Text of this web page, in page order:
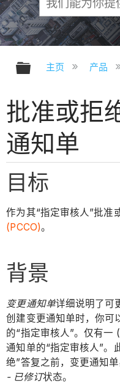
扩展/隐缩
主页 产品
批准或拒
通知单
目标
作为其“指定审核人”批准
(PCCO)。
背景
变更通知单详细说明了可
创建变更通知单时，你可
的“指定审核人”。仅有一
通知单的“指定审核人”。
绝”答复之前，变更通知
- 已修订状态。